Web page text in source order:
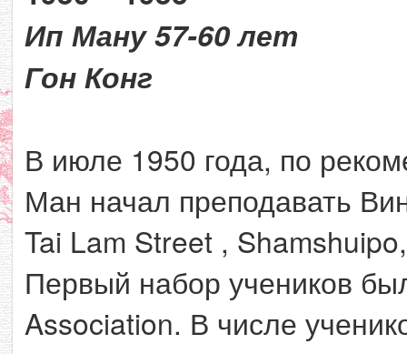
Ип Ману 57-60 лет
Гон Конг
В июле 1950 года, по
Ман начал преподавать
Tai Lam Street ,
Первый набор учеников
Association. В числе